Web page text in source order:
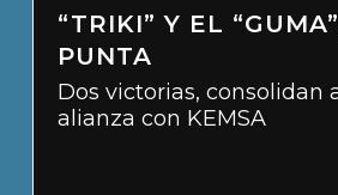
“TRIKI” Y EL
PUNTA
Dos victorias, consolidan a
alianza con KEMSA